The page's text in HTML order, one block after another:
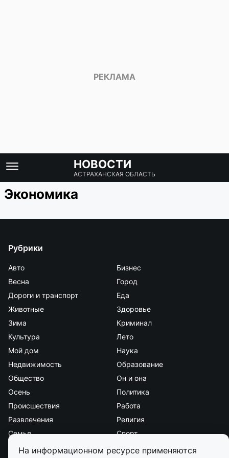
На информационном ресурсе применяются
НОВОСТИ
АСТРАХАНСКАЯ ОБЛАСТЬ
Экономика
Рубрики
Авто
Бизнес
Весна
Город
Дороги и транспорт
Еда
Животные
Здоровье
Зима
Криминал
Культура
Лето
Мой дом
Наука
Недвижимость
Образование
Общество
Он и она
Осень
Политика
Происшествия
Работа
Развлечения
Религия
Семья
Спорт
Стиль и красота
Страна и мир